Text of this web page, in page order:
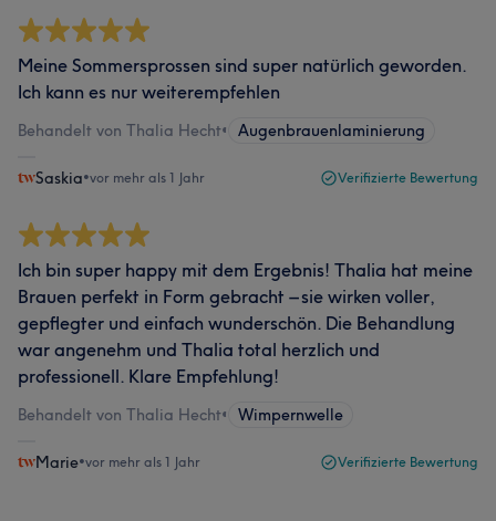
Meine Sommersprossen sind super natürlich geworden.
Ich kann es nur weiterempfehlen
Behandelt von Thalia Hecht• Augenbrauenlaminierung
Saskia•vor mehr als 1 Jahr Verifizierte Bewertung
Ich bin super happy mit dem Ergebnis! Thalia hat meine
Brauen perfekt in Form gebracht – sie wirken voller,
gepflegter und einfach wunderschön. Die Behandlung
war angenehm und Thalia total herzlich und
professionell. Klare Empfehlung!
Behandelt von Thalia Hecht• Wimpernwelle
Marie•vor mehr als 1 Jahr Verifizierte Bewertung